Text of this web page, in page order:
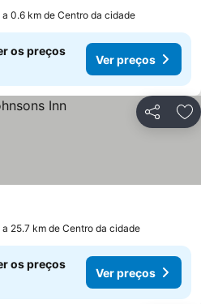
a 0.6 km de Centro da cidade
os preços
Ver preços
Partilhar
a 25.7 km de Centro da cidade
os preços
Ver preços